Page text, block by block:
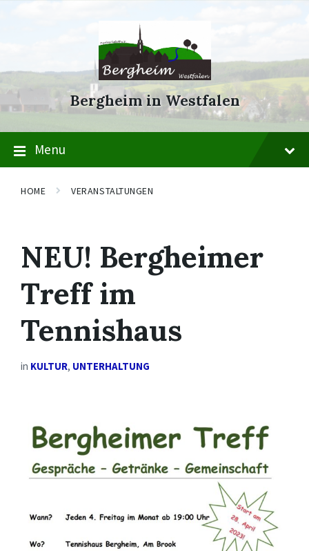
Skip
Skip
Skip
Bergheim in Westfalen
Menu
HOME VERANSTALTUNGEN
NEU! Bergheimer
Treff im
Tennishaus
in KULTUR, UNTERHALTUNG